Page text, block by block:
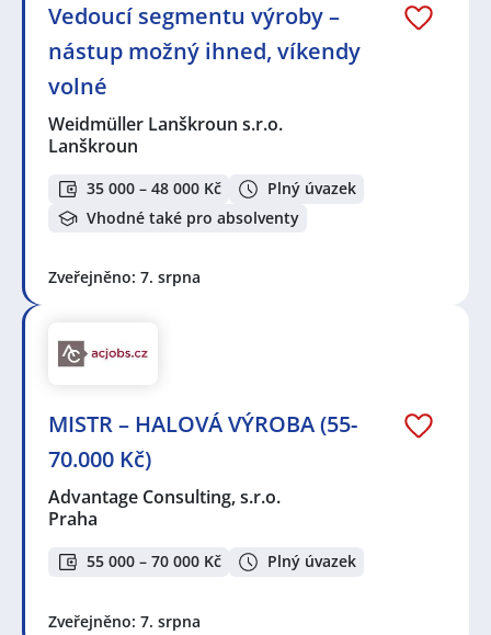
Vedoucí segmentu výroby –
nástup možný ihned, víkendy
volné
Weidmüller Lanškroun s.r.o.
Lanškroun
35 000 – 48 000 Kč
Plný úvazek
Vhodné také pro absolventy
Zveřejněno: 7. srpna
MISTR – HALOVÁ VÝROBA (55-
70.000 Kč)
Advantage Consulting, s.r.o.
Praha
55 000 – 70 000 Kč Plný úvazek
Zveřejněno: 7. srpna